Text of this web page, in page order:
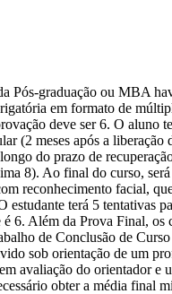
Pós-graduação ou MBA
em formato de
deve ser 6. O aluno
(2 meses após a liberação
do prazo de
8). Ao final do curso,
reconhecimento facial,
estudante terá 5 tentativas
6. Além da Prova Final, os
de Conclusão de
sob orientação de um
avaliação do orientador e
obter a média final